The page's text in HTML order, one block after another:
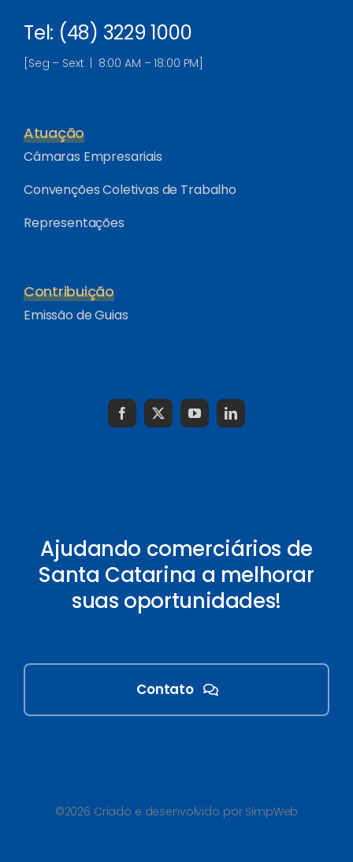
Tel: (48) 3229 1000
[Seg – Sext | 8:00 AM – 18:00 PM]
Atuação
Câmaras Empresariais
Convenções Coletivas de Trabalho
Representações
Contribuição
Emissão de Guias
Ajudando comerciários de
Santa Catarina a melhorar
suas oportunidades!
Contato
©2026 Criado e desenvolvido por SimpWeb